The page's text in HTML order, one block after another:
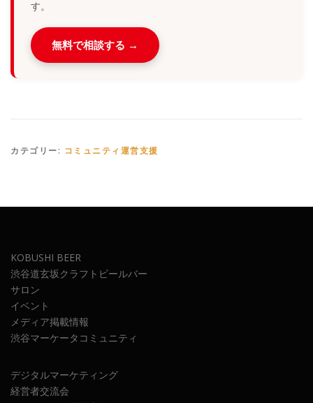
す。
無料で相談する →
カテゴリー: コミュニティ運営支援
KOBUSHI BEER
渋谷道玄坂クラフトビールバー
サロン
イベント
メディア掲載情報
渋谷マーケータコミュニティ
デジタルマーケティング
経営者交流会